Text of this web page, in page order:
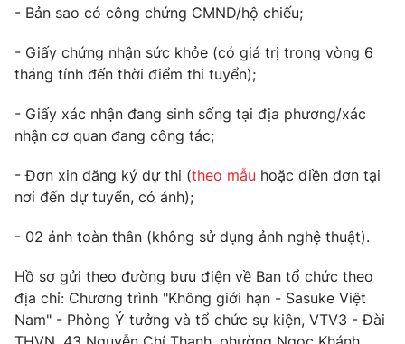
VTV9 VTV8
Liên hệ tòa soạn English
THỜI BÁO VTV
Theo dõi báo trên
- Bản sao có công chứng CMND/hộ chiếu;
- Giấy chứng nhận sức khỏe (có giá trị trong vòng 6
tháng tính đến thời điểm thi tuyển);
- Giấy xác nhận đang sinh sống tại địa phương/xác
nhận cơ quan đang công tác;
- Đơn xin đăng ký dự thi (theo mẫu hoặc điền đơn tại
nơi đến dự tuyển, có ảnh);
- 02 ảnh toàn thân (không sử dụng ảnh nghệ thuật).
Hồ sơ gửi theo đường bưu điện về Ban tổ chức theo
địa chỉ: Chương trình "Không giới hạn - Sasuke Việt
Nam" - Phòng Ý tưởng và tổ chức sự kiện, VTV3 - Đài